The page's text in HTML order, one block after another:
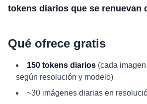
tokens diarios que se renuevan
Qué ofrece gratis
150 tokens diarios (cada
según resolución y modelo)
~30 imágenes diarias en